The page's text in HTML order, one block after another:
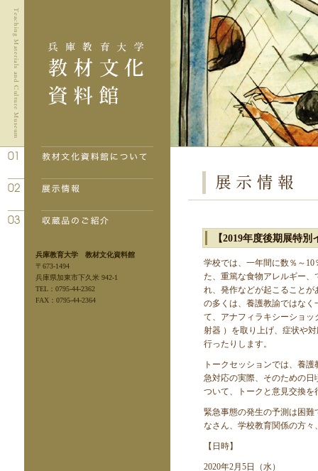
【2019年度後期展特
学校では、一年間に数％～
た、重篤な食物アレルギー
れ、発作などが起こること
の多くは、養護教諭ではな
て、アナフィラキシーショ
射器 ）を取り上げ、症状や
行ったりします。
トークセッションでは、養
急対応の実際、そのための
ついて、トークと意見交換を
緊急事態の発生の予測は困
なさん、学校教育関係の方
【日時】
2020年2月5日（水）
兵庫教育大学 教材文化資料館
〒673-1494
兵庫県加東市下久米 942-1
TEL：0795-44-2362
FAX：0795-44-2364